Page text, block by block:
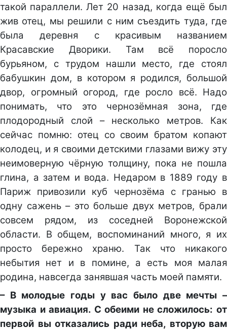
такой параллели. Лет 20 назад, когда ещё был
жив отец, мы решили с ним съездить туда, где
была деревня с красивым названием
Красавские Дворики. Там всё поросло
бурьяном, с трудом нашли место, где стоял
бабушкин дом, в котором я родился, большой
двор, огромный огород, где росло всё. Надо
понимать, что это чернозёмная зона, где
плодородный слой – несколько метров. Как
сейчас помню: отец со своим братом копают
колодец, и я своими детскими глазами вижу эту
неимоверную чёрную толщину, пока не пошла
глина, а затем и вода. Недаром в 1889 году в
Париж привозили куб чернозёма с гранью в
одну сажень – это больше двух метров, брали
совсем рядом, из соседней Воронежской
области. В общем, воспоминаний много, я их
просто бережно храню. Так что никакого
небытия нет и в помине, а есть моя малая
родина, навсегда занявшая часть моей памяти.
– В молодые годы у вас было две мечты –
музыка и авиация. С обеими не сложилось: от
первой вы отказались ради неба, вторую вам